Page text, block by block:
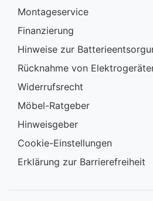
Montageservice
Finanzierung
Hinweise zur
Rücknahme von
Widerrufsrecht
Möbel-Ratgeber
Hinweisgeber
Cookie-Einstellungen
Erklärung zur Barrierefreiheit